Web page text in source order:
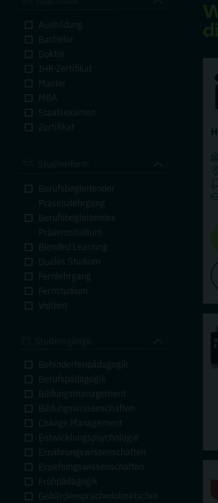
Ausbildung
Bachelor
Doktor
IHK-Zertifikat
Master
MBA
Staatsexamen
Zertifikat
Berufsbegleitender
Präsenzlehrgang
Berufsbegleitendes
Präsenzstudium
Blended Learning
Duales Studium
Fernlehrgang
Fernstudium
Vollzeit
Behindertenpädagogik
Berufspädagogik
Bildungsmanagement
Bildungswissenschaften
Change Management
Entwicklungspsychologie
Ernährungswissenschaften
Erziehungswissenschaften
Frühpädagogik
Gebärdensprachedolmetscher